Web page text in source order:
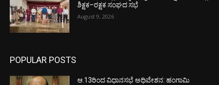
ಶಿಕ್ಷಕ–ರಕ್ಷಕ ಸಂಘದ ಸಭೆ
August 9, 2026
POPULAR POSTS
ಆ.13ರಿಂದ ವಿಧಾನಸಭೆ ಅಧಿವೇಶನ: ಹಂಗಾಮಿ